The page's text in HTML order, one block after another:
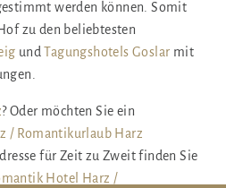
werden können. Somit
zu den beliebtesten
undTagungshotels Goslar mit
? Oder möchten Sie ein
/ Romantikurlaub Harz
für Zeit zu Zweit finden Sie
Hotel Harz /